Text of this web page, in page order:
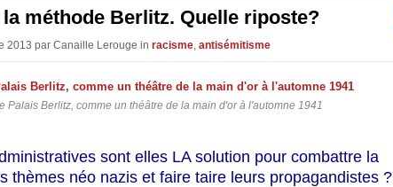
méthode Berlitz. Quelle riposte?
2013 par Canaille Lerouge in racisme antisémitisme
Palais Berlitz, comme un théâtre de la main d'or à l'automne 1941
sont elles LA solution pour combattre la
thèmes néo nazis et faire taire leurs propagandistes ?